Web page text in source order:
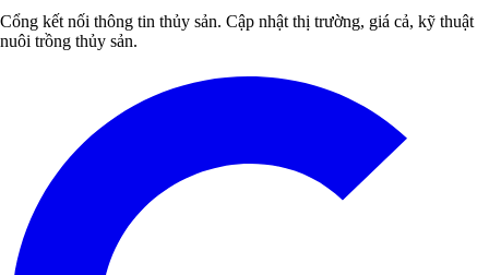
Cổng kết nối thông tin thủy sản. Cập nhật thị trường, giá cả, kỹ thuật
nuôi trồng thủy sản.